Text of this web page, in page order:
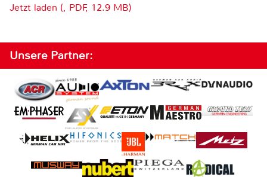
Jetzt laden (, PDF, 12.9 MB)
Unsere Partner: